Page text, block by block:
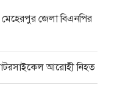
মেহেরপুর জেলা বিএনপির
আরোহী নিহত